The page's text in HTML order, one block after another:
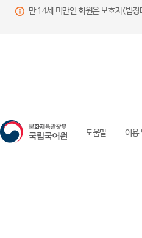
만 14세 미만인 회원은 보호자(법
도움말 이용